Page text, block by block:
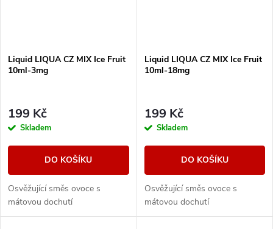
Liquid LIQUA CZ MIX Ice Fruit
10ml-3mg
199 Kč
Skladem
DO KOŠÍKU
Osvěžující směs ovoce s
mátovou dochutí
Liquid LIQUA CZ MIX Ice Fruit
10ml-18mg
199 Kč
Skladem
DO KOŠÍKU
Osvěžující směs ovoce s
mátovou dochutí